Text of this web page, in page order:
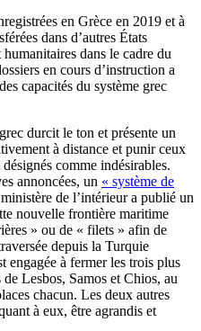
en Grèce en 2019 et à
dans d’autres États
dans le cadre du
en cours d’instruction a
capacités du système grec
durcit le ton et présente un
à distance et punir ceux
comme indésirables.
annoncées, un « système de
de l’intérieur a publié un
nouvelle frontière maritime
» ou de « filets » afin de
depuis la Turquie
engagée à fermer les trois plus
Lesbos, Samos et Chios, au
chacun. Les deux autres
à eux, être agrandis et